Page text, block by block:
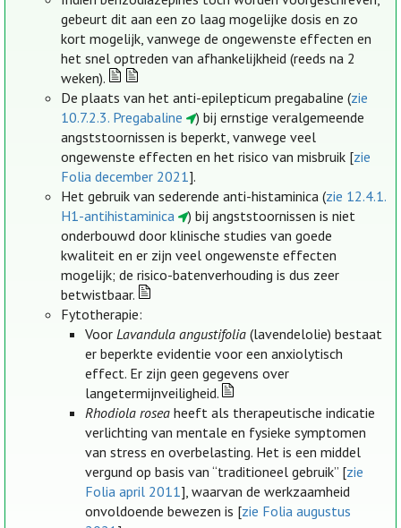
gebeurt dit aan een zo laag mogelijke dosis en zo
kort mogelijk, vanwege de ongewenste effecten en
het snel optreden van afhankelijkheid (reeds na 2
weken).
De plaats van het anti-epilepticum pregabaline (zie
10.7.2.3. Pregabaline
) bij ernstige veralgemeende
angststoornissen is beperkt, vanwege veel
ongewenste effecten en het risico van misbruik [zie
Folia december 2021].
Het gebruik van sederende anti-histaminica (zie 12.4.1.
H1-antihistaminica
) bij angststoornissen is niet
onderbouwd door klinische studies van goede
kwaliteit en er zijn veel ongewenste effecten
mogelijk; de risico-batenverhouding is dus zeer
betwistbaar.
Fytotherapie:
Voor Lavandula angustifolia(lavendelolie) bestaat
er beperkte evidentie voor een anxiolytisch
effect. Er zijn geen gegevens over
langetermijnveiligheid.
Rhodiola roseaheeft als therapeutische indicatie
verlichting van mentale en fysieke symptomen
van stress en overbelasting. Het is een middel
vergund op basis van “traditioneel gebruik” [zie
Folia april 2011], waarvan de werkzaamheid
onvoldoende bewezen is [zie Folia augustus